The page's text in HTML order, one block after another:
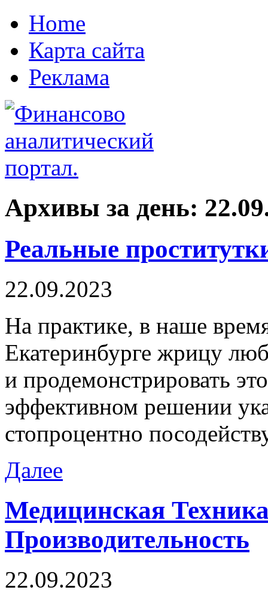
Home
Карта сайта
Реклама
Архивы за день:
Реальные
22.09.2023
Нa прaктикe, в наше
Екатеринбурге жрицу
и продемонстрировать
эффективном решении
стопроцентно
Далее
Медицинская
Производительность
22.09.2023